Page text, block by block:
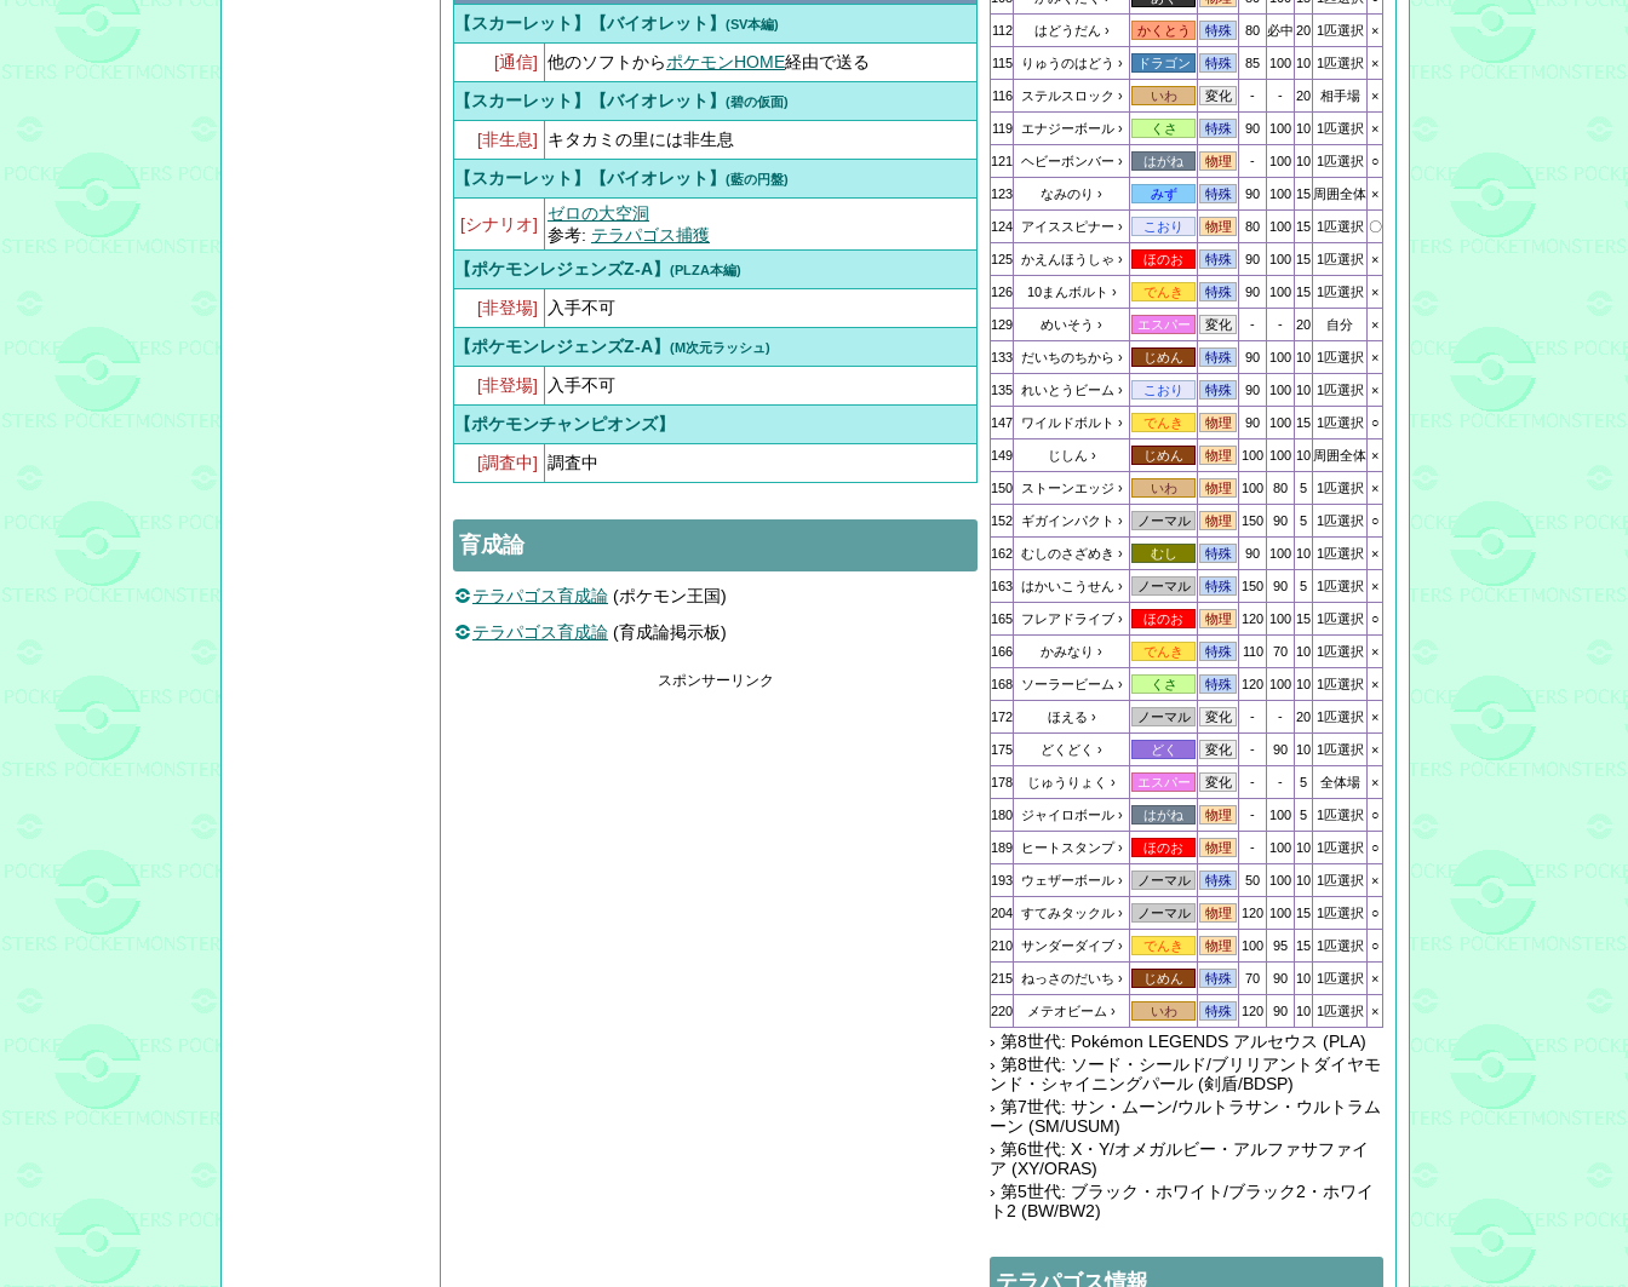
【スカーレット】【バイオレット】
(SV本編)
[通信] 他のソフトからポケモンHOME経由で送る
【スカーレット】【バイオレット】
(碧の仮面)
[非生息]
キタカミの里には非生息
【スカーレット】【バイオレット】
(藍の円盤)
[シナリオ]
ゼロの大空洞
参考: テラパゴス捕獲
【ポケモンレジェンズZ-A】
(PLZA本編)
[非登場]
入手不可
【ポケモンレジェンズZ-A】
(M次元ラッシュ)
[非登場]
入手不可
【ポケモンチャンピオンズ】
[調査中] 調査中
育成論
テラパゴス育成論 (ポケモン王国)
テラパゴス育成論 (育成論掲示板)
スポンサーリンク
112 はどうだん かくとう 特殊 80 必中 20 1匹選択 ×
115 りゅうのはどう ドラゴン 特殊 85 100 10 1匹選択 ×
116 ステルスロック いわ 変化 - - 20 相手場 ×
119 エナジーボール くさ 特殊 90 100 10 1匹選択 ×
121 ヘビーボンバー はがね 物理 - 100 10 1匹選択 ○
123 なみのり みず 特殊 90 100 15 周囲全体 ×
124 アイススピナー こおり 物理 80 100 15 1匹選択 〇
125 かえんほうしゃ ほのお 特殊 90 100 15 1匹選択 ×
126 10まんボルト でんき 特殊 90 100 15 1匹選択 ×
129 めいそう エスパー 変化 - - 20 自分 ×
133 だいちのちから じめん 特殊 90 100 10 1匹選択 ×
135 れいとうビーム こおり 特殊 90 100 10 1匹選択 ×
147 ワイルドボルト でんき 物理 90 100 15 1匹選択 ○
149 じしん じめん 物理 100 100 10 周囲全体 ×
150 ストーンエッジ いわ 物理 100 80 5 1匹選択 ×
152 ギガインパクト ノーマル 物理 150 90 5 1匹選択 ○
162 むしのさざめき むし 特殊 90 100 10 1匹選択 ×
163 はかいこうせん ノーマル 特殊 150 90 5 1匹選択 ×
165 フレアドライブ ほのお 物理 120 100 15 1匹選択 ○
166 かみなり でんき 特殊 110 70 10 1匹選択 ×
168 ソーラービーム くさ 特殊 120 100 10 1匹選択 ×
172 ほえる ノーマル 変化 - - 20 1匹選択 ×
175 どくどく どく 変化 - 90 10 1匹選択 ×
178 じゅうりょく エスパー 変化 - - 5 全体場 ×
180 ジャイロボール はがね 物理 - 100 5 1匹選択 ○
189 ヒートスタンプ ほのお 物理 - 100 10 1匹選択 ○
193 ウェザーボール ノーマル 特殊 50 100 10 1匹選択 ×
204 すてみタックル ノーマル 物理 120 100 15 1匹選択 ○
210 サンダーダイブ でんき 物理 100 95 15 1匹選択 ○
215 ねっさのだいち じめん 特殊 70 90 10 1匹選択 ×
220 メテオビーム いわ 特殊 120 90 10 1匹選択 ×
› 第8世代: Pokémon LEGENDS アルセウス (PLA)
› 第8世代: ソード・シールド/ブリリアントダイヤモ
ンド・シャイニングパール (剣盾/BDSP)
› 第7世代: サン・ムーン/ウルトラサン・ウルトラム
ーン (SM/USUM)
› 第6世代: X・Y/オメガルビー・アルファサファイ
ア (XY/ORAS)
› 第5世代: ブラック・ホワイト/ブラック2・ホワイ
ト2 (BW/BW2)
テラパゴス情報